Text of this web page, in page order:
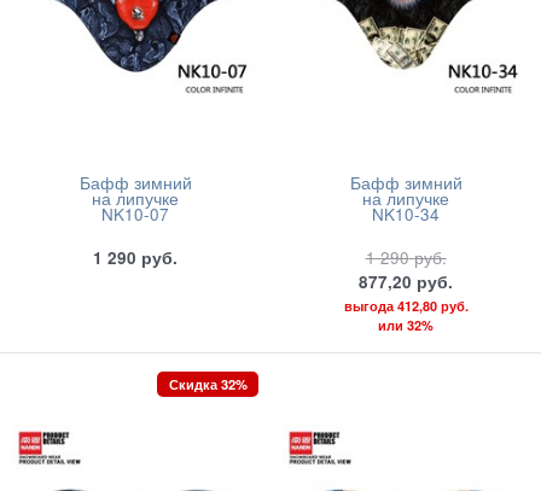
Бафф зимний
на липучке
NK10-07
1 290 руб.
Бафф зимний
на липучке
NK10-34
1 290 руб.
877,20 руб.
выгода412,80 руб.
или 32%
Скидка 32%